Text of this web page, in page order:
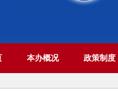
本办概况 政策制度